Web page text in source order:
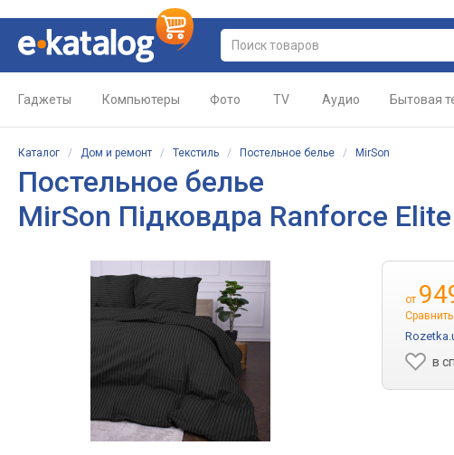
Гаджеты Компьютеры Фото TV Аудио Бытовая
Каталог / Дом и ремонт / Текстиль / Постельное белье / MirSon
Постельное белье
MirSon Підковдра Ranforce
от
в